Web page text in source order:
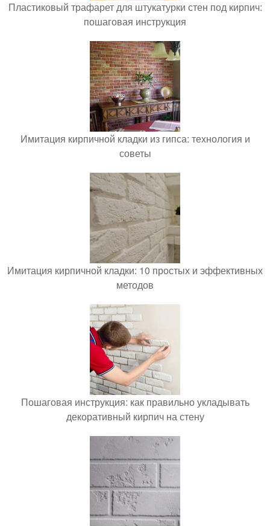
Пластиковый трафарет для штукатурки стен под кирпич:
пошаговая инструкция
Имитация кирпичной кладки из гипса: технология и
советы
Имитация кирпичной кладки: 10 простых и эффективных
методов
Пошаговая инструкция: как правильно укладывать
декоративный кирпич на стену